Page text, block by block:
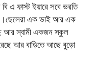
ফাস্ট ইয়ারে সবে ভরতি
এক ভাই আর এক
আর স্বামী একজন স্কুল
আর বাড়িতে আছে বুড়ো